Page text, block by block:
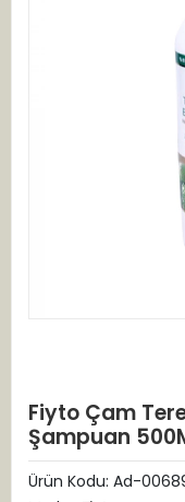
Fiyto Çam
Şampuan
Ürün Kodu: Ad-